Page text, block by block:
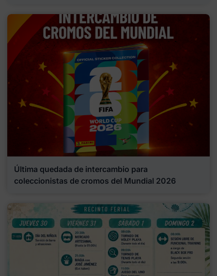
Última quedada de intercambio para
coleccionistas de cromos del Mundial 2026